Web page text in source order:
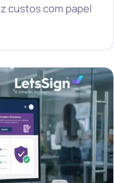
custos com papel